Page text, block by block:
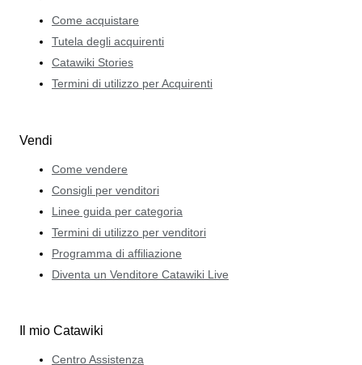
Come acquistare
Tutela degli acquirenti
Catawiki Stories
Termini di utilizzo per Acquirenti
Vendi
Come vendere
Consigli per venditori
Linee guida per categoria
Termini di utilizzo per venditori
Programma di affiliazione
Diventa un Venditore Catawiki Live
Il mio Catawiki
Centro Assistenza